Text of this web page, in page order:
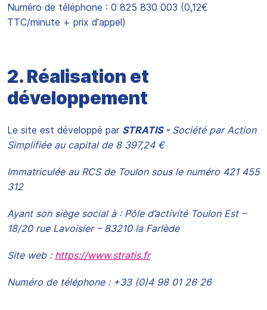
Numéro de téléphone : 0 825 830 003 (0,12€
TTC/minute + prix d'appel)
2. Réalisation et
développement
Le site est développé par STRATIS - Société par Action
Simplifiée au capital de 8 397,24 €
Immatriculée au RCS de Toulon sous le numéro 421 455
312
Ayant son siège social à : Pôle d’activité Toulon Est –
18/20 rue Lavoisier – 83210 la Farlède
Site web : https://www.stratis.fr
Numéro de téléphone : +33 (0)4 98 01 26 26